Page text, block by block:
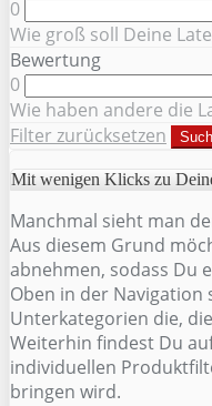
0
Wie groß soll Deine
Bewertung
0
Wie haben andere die
Filter zurücksetzen
Mit wenigen Klicks zu
Manchmal sieht man
Aus diesem Grund
abnehmen, sodass Du
Oben in der Navigation
Unterkategorien die,
Weiterhin findest Du
individuellen
bringen wird.